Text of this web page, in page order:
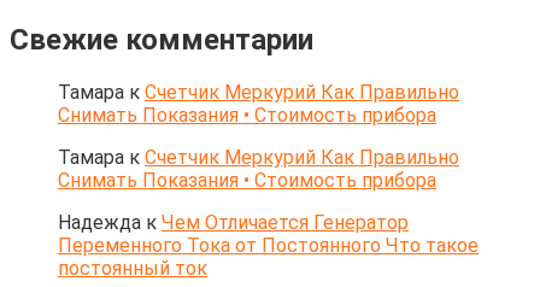
Свежие комментарии
Тамара к Счетчик Меркурий Как Правильно
Снимать Показания • Стоимость прибора
Тамара к Счетчик Меркурий Как Правильно
Снимать Показания • Стоимость прибора
Надежда к Чем Отличается Генератор
Переменного Тока от Постоянного Что такое
постоянный ток